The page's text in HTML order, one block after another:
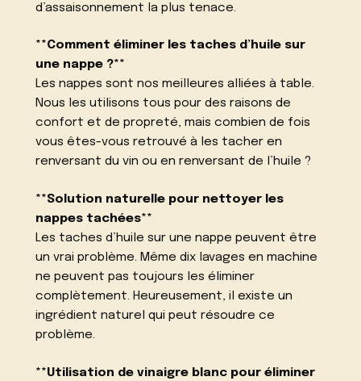
d’assaisonnement la plus tenace.
**Comment éliminer les taches d’huile sur
une nappe ?**
Les nappes sont nos meilleures alliées à table.
Nous les utilisons tous pour des raisons de
confort et de propreté, mais combien de fois
vous êtes-vous retrouvé à les tacher en
renversant du vin ou en renversant de l’huile ?
**Solution naturelle pour nettoyer les
nappes tachées**
Les taches d’huile sur une nappe peuvent être
un vrai problème. Même dix lavages en machine
ne peuvent pas toujours les éliminer
complètement. Heureusement, il existe un
ingrédient naturel qui peut résoudre ce
problème.
**Utilisation de vinaigre blanc pour éliminer